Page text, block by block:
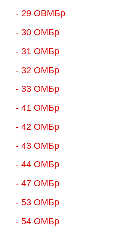
- 29 ОВМБр
- 30 ОМБр
- 31 ОМБр
- 32 ОМБр
- 33 ОМБр
- 41 ОМБр
- 42 ОМБр
- 43 ОМБр
- 44 ОМБр
- 47 ОМБр
- 53 ОМБр
- 54 ОМБр